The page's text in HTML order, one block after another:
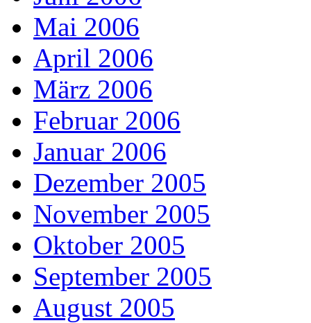
Mai 2006
April 2006
März 2006
Februar 2006
Januar 2006
Dezember 2005
November 2005
Oktober 2005
September 2005
August 2005